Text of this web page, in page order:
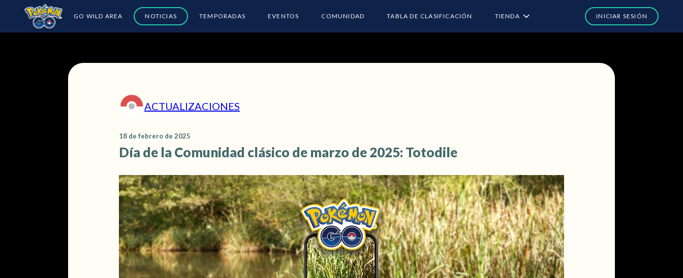
GO WILD AREA NOTICIAS TEMPORADAS EVENTOS COMUNIDAD TABLA DE CLASIFICACIÓN TIENDA
ACTUALIZACIONES
18 de febrero de 2025
Día de la Comunidad clásico de marzo de 2025: Totodile